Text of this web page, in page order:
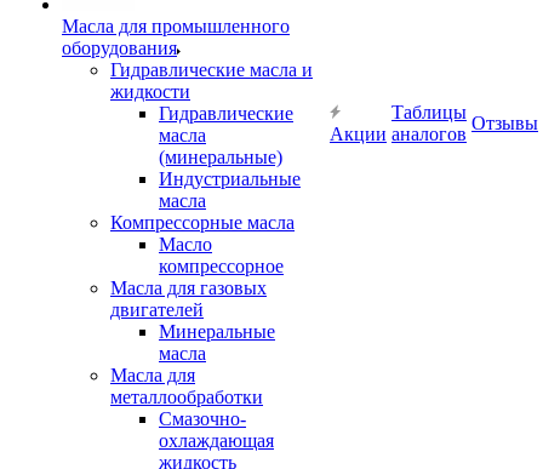
Масла для промышленного
оборудования
Гидравлические масла и
жидкости
Гидравлические
масла
(минеральные)
Индустриальные
масла
Компрессорные масла
Масло
компрессорное
Масла для газовых
двигателей
Минеральные
масла
Масла для
металлообработки
Смазочно-
охлаждающая
жидкость
Акции
Таблицы
аналогов
Отзывы